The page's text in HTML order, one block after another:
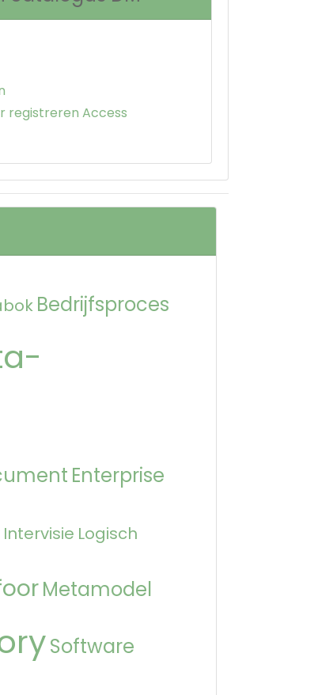
registreren Access
Bedrijfsproces
Enterprise
Intervisie Logisch
Metamodel
Software